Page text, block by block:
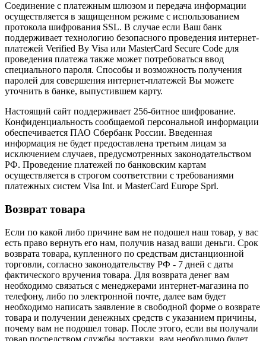
Соединение с платежным шлюзом и передача информации
осуществляется в защищенном режиме с использованием
протокола шифрования SSL. В случае если Ваш банк
поддерживает технологию безопасного проведения интернет-
платежей Verified By Visa или MasterCard Secure Code для
проведения платежа также может потребоваться ввод
специального пароля. Способы и возможность получения
паролей для совершения интернет-платежей Вы можете
уточнить в банке, выпустившем карту.
Настоящий сайт поддерживает 256-битное шифрование.
Конфиденциальность сообщаемой персональной информации
обеспечивается ПАО Сбербанк России. Введенная
информация не будет предоставлена третьим лицам за
исключением случаев, предусмотренных законодательством
РФ. Проведение платежей по банковским картам
осуществляется в строгом соответствии с требованиями
платежных систем Visa Int. и MasterCard Europe Sprl.
Возврат товара
Если по какой либо причине вам не подошел наш товар, у вас
есть право вернуть его нам, получив назад ваши деньги. Срок
возврата товара, купленного по средствам дистанционной
торговли, согласно законодательству РФ - 7 дней с даты
фактического вручения товара. Для возврата денег вам
необходимо связаться с менеджерами интернет-магазина по
телефону, либо по электронной почте, далее вам будет
необходимо написать заявление в свободной форме о возврате
товара и получении денежных средств с указанием причины,
почему вам не подошел товар. После этого, если вы получали
товар посредством службы доставки, вам необходимо будет